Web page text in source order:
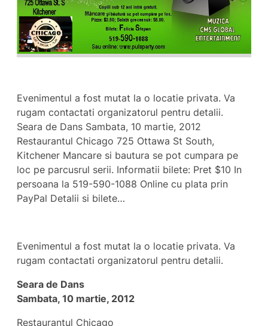
Evenimentul a fost mutat la o locatie privata. Va
rugam contactati organizatorul pentru detalii.
Seara de Dans Sambata, 10 martie, 2012
Restaurantul Chicago 725 Ottawa St South,
Kitchener Mancare si bautura se pot cumpara pe
loc pe parcusrul serii. Informatii bilete: Pret $10 In
persoana la 519-590-1088 Online cu plata prin
PayPal Detalii si bilete…
Evenimentul a fost mutat la o locatie privata. Va
rugam contactati organizatorul pentru detalii.
Seara de Dans
Sambata, 10 martie, 2012
Restaurantul Chicago